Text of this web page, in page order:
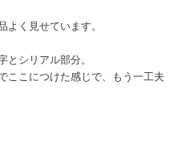
よく見せています。
シリアル部分。
ここにつけた感じで、もう一工夫